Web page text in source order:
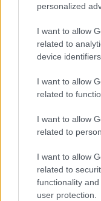
personalized
I want to allow
related to
device
I want to allow
related to
I want to allow
related to
I want to allow
related to
functionality
user protection.
βιωσιμότητα σε